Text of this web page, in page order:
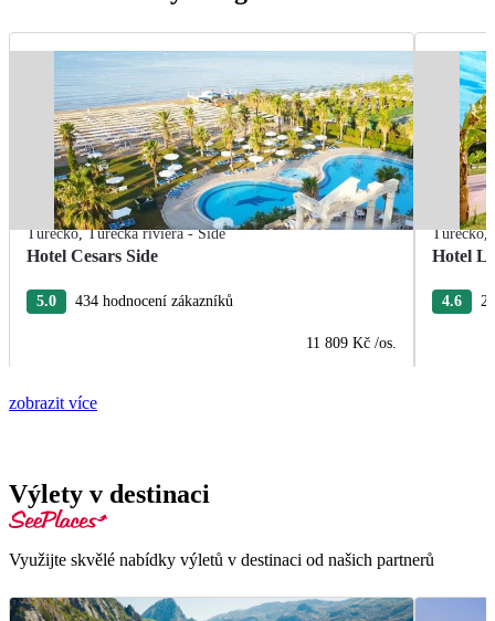
Turecko,Turecká riviéra - Side
Hotel Cesars Side
5.0 434 hodnocení zákazníků
11 809 Kč /os.
Turecko,
Hotel
4.6
zobrazit více
Výlety v destinaci
Využijte skvělé nabídky výletů v destinaci od našich partnerů